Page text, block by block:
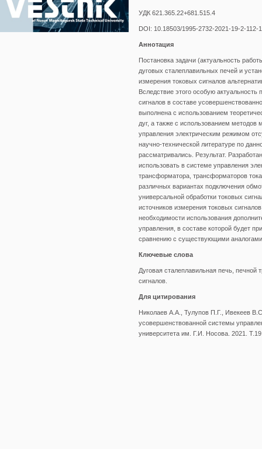
УДК 621.365.22+681.515.4
DOI: 10.18503/1995-2732-2021-19-2-112-
Аннотация
Постановка задачи (актуальность
дуговых сталеплавильных печей и
измерения токовых сигналов
Вследствие этого особую актуальность
сигналов в составе
выполнена с использованием
дуг, а также с использованием
управления электрическим режимом
научно-технической литературе по
рассматривались. Результат.
использовать в системе управления
трансформатора, трансформаторов
различных вариантах подключения
универсальной обработки токовых
источников измерения токовых
необходимости использования
управления, в составе которой будет
сравнению с существующими
Ключевые слова
Дуговая сталеплавильная печь, печной
сигналов.
Для цитирования
Николаев А.А., Тулупов П.Г., Ивекеев
усовершенствованной системы
университета им. Г.И. Носова. 2021.